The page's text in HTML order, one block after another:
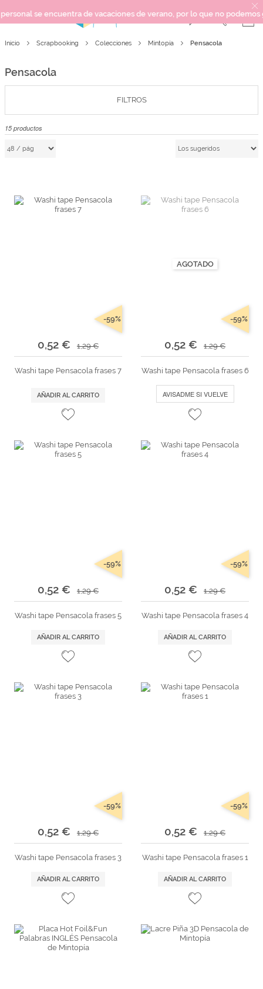
se encuentra de vacaciones de verano, por lo que no podemos
Próximamente
Temática
SCRAPBOOKING
PAPELERÍA Y FIESTAS
REGALOS
PLANNERS
Iniciar sesión/Regístrate
Somos Kimidori
Inicio Scrapbooking Colecciones Mintopía Pensacola
Pensacola
15productos
0,52 € 1,29 €
-59%
Washi tape Pensacola frases 7
AÑADIR AL CARRITO
AGOTADO
0,52 € 1,29 €
-59%
Washi tape Pensacola frases 6
AVISADME SI VUELVE
0,52 € 1,29 €
-59%
Washi tape Pensacola frases 5
AÑADIR AL CARRITO
0,52 € 1,29 €
-59%
Washi tape Pensacola frases 4
AÑADIR AL CARRITO
0,52 € 1,29 €
-59%
Washi tape Pensacola frases 3
AÑADIR AL CARRITO
0,52 € 1,29 €
-59%
Washi tape Pensacola frases 1
AÑADIR AL CARRITO
FILTROS